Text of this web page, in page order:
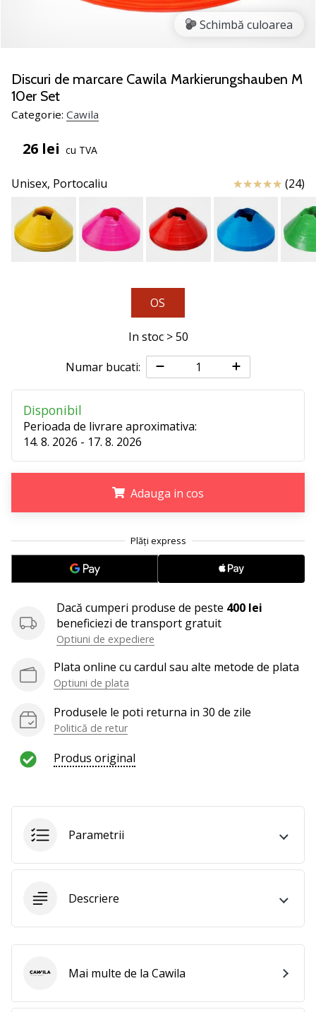
de
Crăciun
pentru
de
-
Lăsați-
ne
să
te
ajutăm
11. 8. 2022
2 min. de lectura
Devino
brandului
Ești
fan
al
voleiului
ca
și
Alătură-
te
ca
brandului.
Afiseaza
articolele
Schimbă culoarea
Discuri de marcare Cawila Markierungshauben M
10er Set
Categorie: Cawila
26 lei cu TVA
Unisex, Portocaliu Review (24)
OS
In stoc > 50
Numar bucati:
Disponibil
Perioada de livrare aproximativa:
14. 8. 2026 - 17. 8. 2026
Adauga in cos
Dacă cumperi produse de peste 400 lei
beneficiezi de transport gratuit
Optiuni de expediere
Plata online cu cardul sau alte metode de plata
Optiuni de plata
Produsele le poti returna in 30 de zile
Politică de retur
Produs original
Parametrii
Descriere
CawilaMai multe de la Cawila